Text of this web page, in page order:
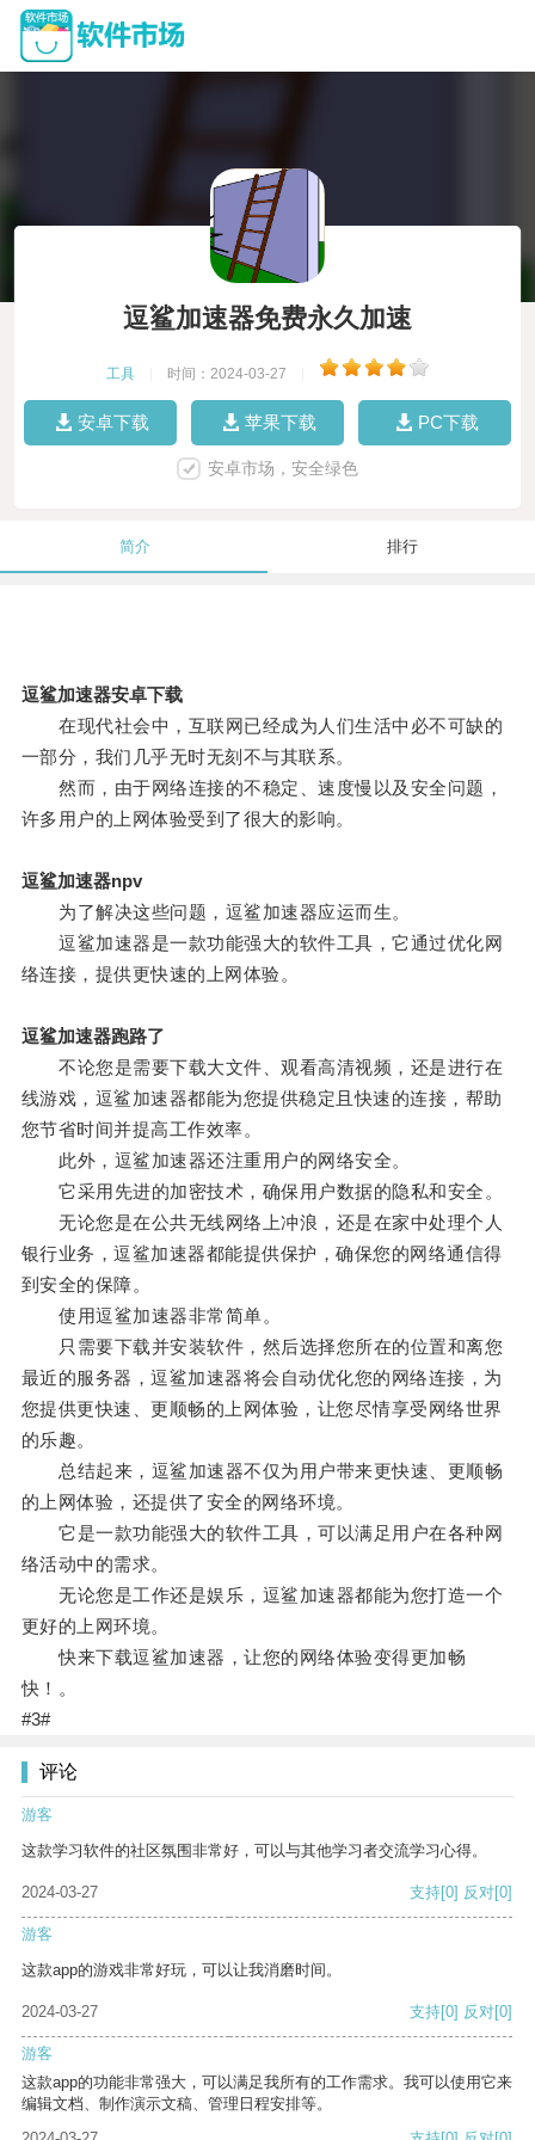
逗鲨加速器免费永久加速
工具 时间：2024-03-27
安卓下载 苹果下载 PC下载
安卓市场，安全绿色
简介 排行
逗鲨加速器安卓下载
在现代社会中，互联网已经成为人们生活中必不可缺的
一部分，我们几乎无时无刻不与其联系。
然而，由于网络连接的不稳定、速度慢以及安全问题，
许多用户的上网体验受到了很大的影响。
逗鲨加速器npv
为了解决这些问题，逗鲨加速器应运而生。
逗鲨加速器是一款功能强大的软件工具，它通过优化网
络连接，提供更快速的上网体验。
逗鲨加速器跑路了
不论您是需要下载大文件、观看高清视频，还是进行在
线游戏，逗鲨加速器都能为您提供稳定且快速的连接，帮助
您节省时间并提高工作效率。
此外，逗鲨加速器还注重用户的网络安全。
它采用先进的加密技术，确保用户数据的隐私和安全。
无论您是在公共无线网络上冲浪，还是在家中处理个人
银行业务，逗鲨加速器都能提供保护，确保您的网络通信得
到安全的保障。
使用逗鲨加速器非常简单。
只需要下载并安装软件，然后选择您所在的位置和离您
最近的服务器，逗鲨加速器将会自动优化您的网络连接，为
您提供更快速、更顺畅的上网体验，让您尽情享受网络世界
的乐趣。
总结起来，逗鲨加速器不仅为用户带来更快速、更顺畅
的上网体验，还提供了安全的网络环境。
它是一款功能强大的软件工具，可以满足用户在各种网
络活动中的需求。
无论您是工作还是娱乐，逗鲨加速器都能为您打造一个
更好的上网环境。
快来下载逗鲨加速器，让您的网络体验变得更加畅
快！。
#3#
评论
游客
这款学习软件的社区氛围非常好，可以与其他学习者交流学习心得。
2024-03-27 支持[0] 反对[0]
游客
这款app的游戏非常好玩，可以让我消磨时间。
2024-03-27 支持[0] 反对[0]
游客
这款app的功能非常强大，可以满足我所有的工作需求。我可以使用它来
编辑文档、制作演示文稿、管理日程安排等。